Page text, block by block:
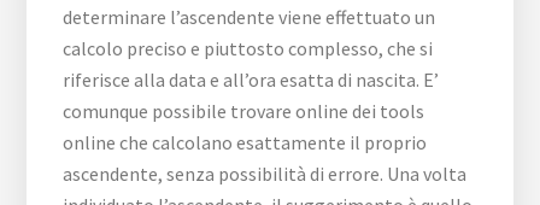
determinare l’ascendente viene effettuato un
calcolo preciso e piuttosto complesso, che si
riferisce alla data e all’ora esatta di nascita. E’
comunque possibile trovare online dei tools
online che calcolano esattamente il proprio
ascendente, senza possibilità di errore. Una volta